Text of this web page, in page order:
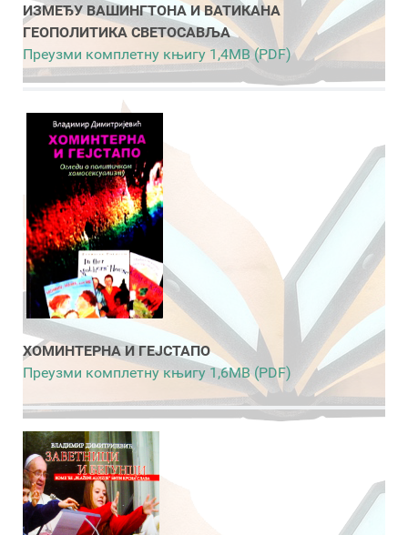
ИЗМЕЂУ ВАШИНГТОНА И ВАТИКАНА
ГЕОПОЛИТИКА СВЕТОСАВЉА
Преузми комплетну књигу 1,4MB (PDF)
ХОМИНТЕРНА И ГЕЈСТАПО
Преузми комплетну књигу 1,6MB (PDF)